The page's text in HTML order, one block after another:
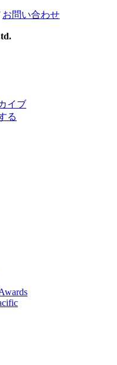
お問い合わせ
イブ
る